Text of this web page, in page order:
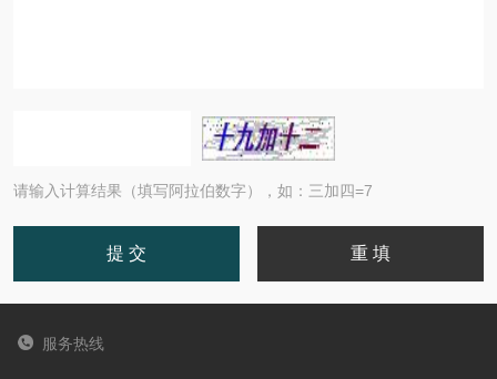
请输入计算结果（填写阿拉伯数字），如：三加四=7
服务热线